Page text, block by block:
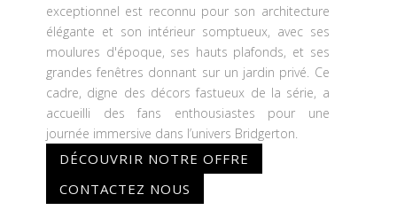
exceptionnel est reconnu pour son architecture
élégante et son intérieur somptueux, avec ses
moulures d'époque, ses hauts plafonds, et ses
grandes fenêtres donnant sur un jardin privé. Ce
cadre, digne des décors fastueux de la série, a
accueilli des fans enthousiastes pour une
journée immersive dans l’univers Bridgerton.
DÉCOUVRIR NOTRE OFFRE
CONTACTEZ NOUS